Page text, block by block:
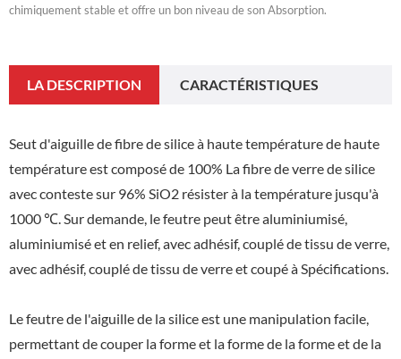
chimiquement stable et offre un bon niveau de son Absorption.
LA DESCRIPTION CARACTÉRISTIQUES
Seut d'aiguille de fibre de silice à haute température de haute
température est composé de 100% La fibre de verre de silice
avec conteste sur 96% SiO2 résister à la température jusqu'à
1000 ℃. Sur demande, le feutre peut être aluminiumisé,
aluminiumisé et en relief, avec adhésif, couplé de tissu de verre,
avec adhésif, couplé de tissu de verre et coupé à Spécifications.
Le feutre de l'aiguille de la silice est une manipulation facile,
permettant de couper la forme et la forme de la forme et de la